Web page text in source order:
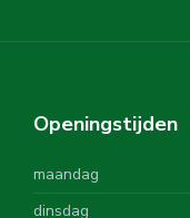
Openingstijden
maandag
dinsdag